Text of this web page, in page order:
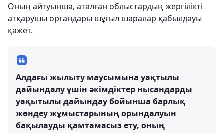
Оның айтуынша, аталған облыстардың жергілікті
атқарушы органдары шұғыл шаралар қабылдауы
қажет.
Алдағы жылыту маусымына уақтылы
дайындалу үшін әкімдіктер нысандарды
уақытылы дайындау бойынша барлық
жөндеу жұмыстарының орындалуын
бақылауды қамтамасыз ету, оның